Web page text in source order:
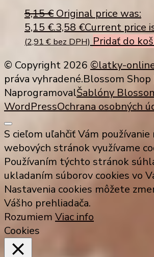
5,15€ Original price was:
5,15 €.3,58 €Current price
(2,91 € bez DPH) Pridať do
© Copyright 2026 ©latky-
práva vyhradené.Blossom Shop
NaprogramovalŠablóny
WordPressOchrana osobných
S cieľom uľahčiť Vám používanie
webových stránok využívame
Používaním týchto stránok
ukladaním súborov cookies vo
Nastavenia cookies môžete
Vášho prehliadača.
Rozumiem Viac info
Cookies